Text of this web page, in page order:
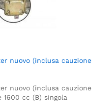
nuovo (inclusa cauzione
nuovo (inclusa cauzione
1600 cc (B) singola